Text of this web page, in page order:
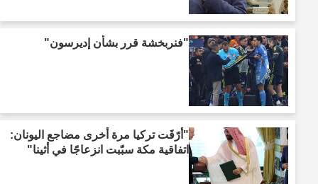
"فنربخشة قرر بشأن إديرسون"
"أرّقَت تركيا مرة أخرى مضاجع اليونان:
اتفاقية مكة سبّبت انزعاجًا في أثينا"